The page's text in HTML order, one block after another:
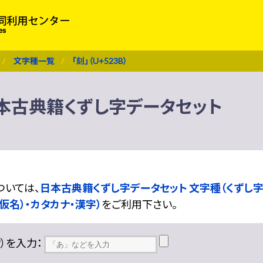
文字種一覧 「刻」（U+523B）
古典籍くずし字データセット
ては、 日本古典籍くずし字データセット 文字種（くずし
）・カタカナ・漢字） をご利用下さい。
を入力：